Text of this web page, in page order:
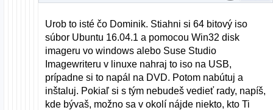
Urob to isté čo Dominik. Stiahni si 64 bitový iso
súbor Ubuntu 16.04.1 a pomocou Win32 disk
imageru vo windows alebo Suse Studio
Imagewriteru v linuxe nahraj to iso na USB,
prípadne si to napál na DVD. Potom nabútuj a
inštaluj. Pokiaľ si s tým nebudeš vedieť rady, napíš,
kde bývaš, možno sa v okolí nájde niekto, kto Ti